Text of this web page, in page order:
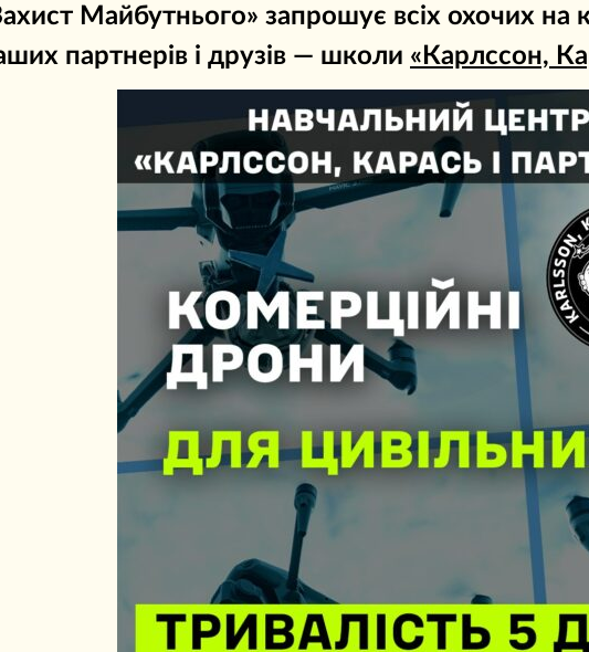
Майбутнього» запрошує всіх охочих на
партнерів і друзів — школи «Карлссон,